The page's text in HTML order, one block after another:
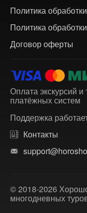
Политика
Политика
Договор оферты
Оплата экскурсий
платёжных систем
Поддержка
Контакты
© 2018-2026
многодневных